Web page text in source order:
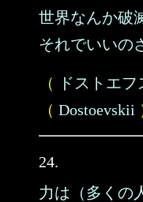
世界なんか破
それでいいの
（ ドストエフ
（ Dostoevskii
24.
力は（多くの